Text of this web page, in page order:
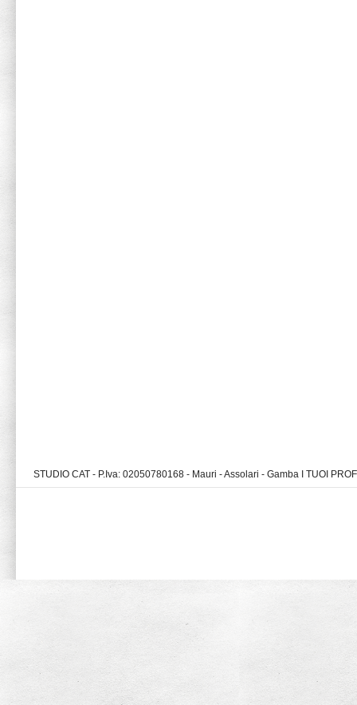
STUDIO CAT - P.Iva: 02050780168 - Mauri - Assolari - Gamba I TUOI